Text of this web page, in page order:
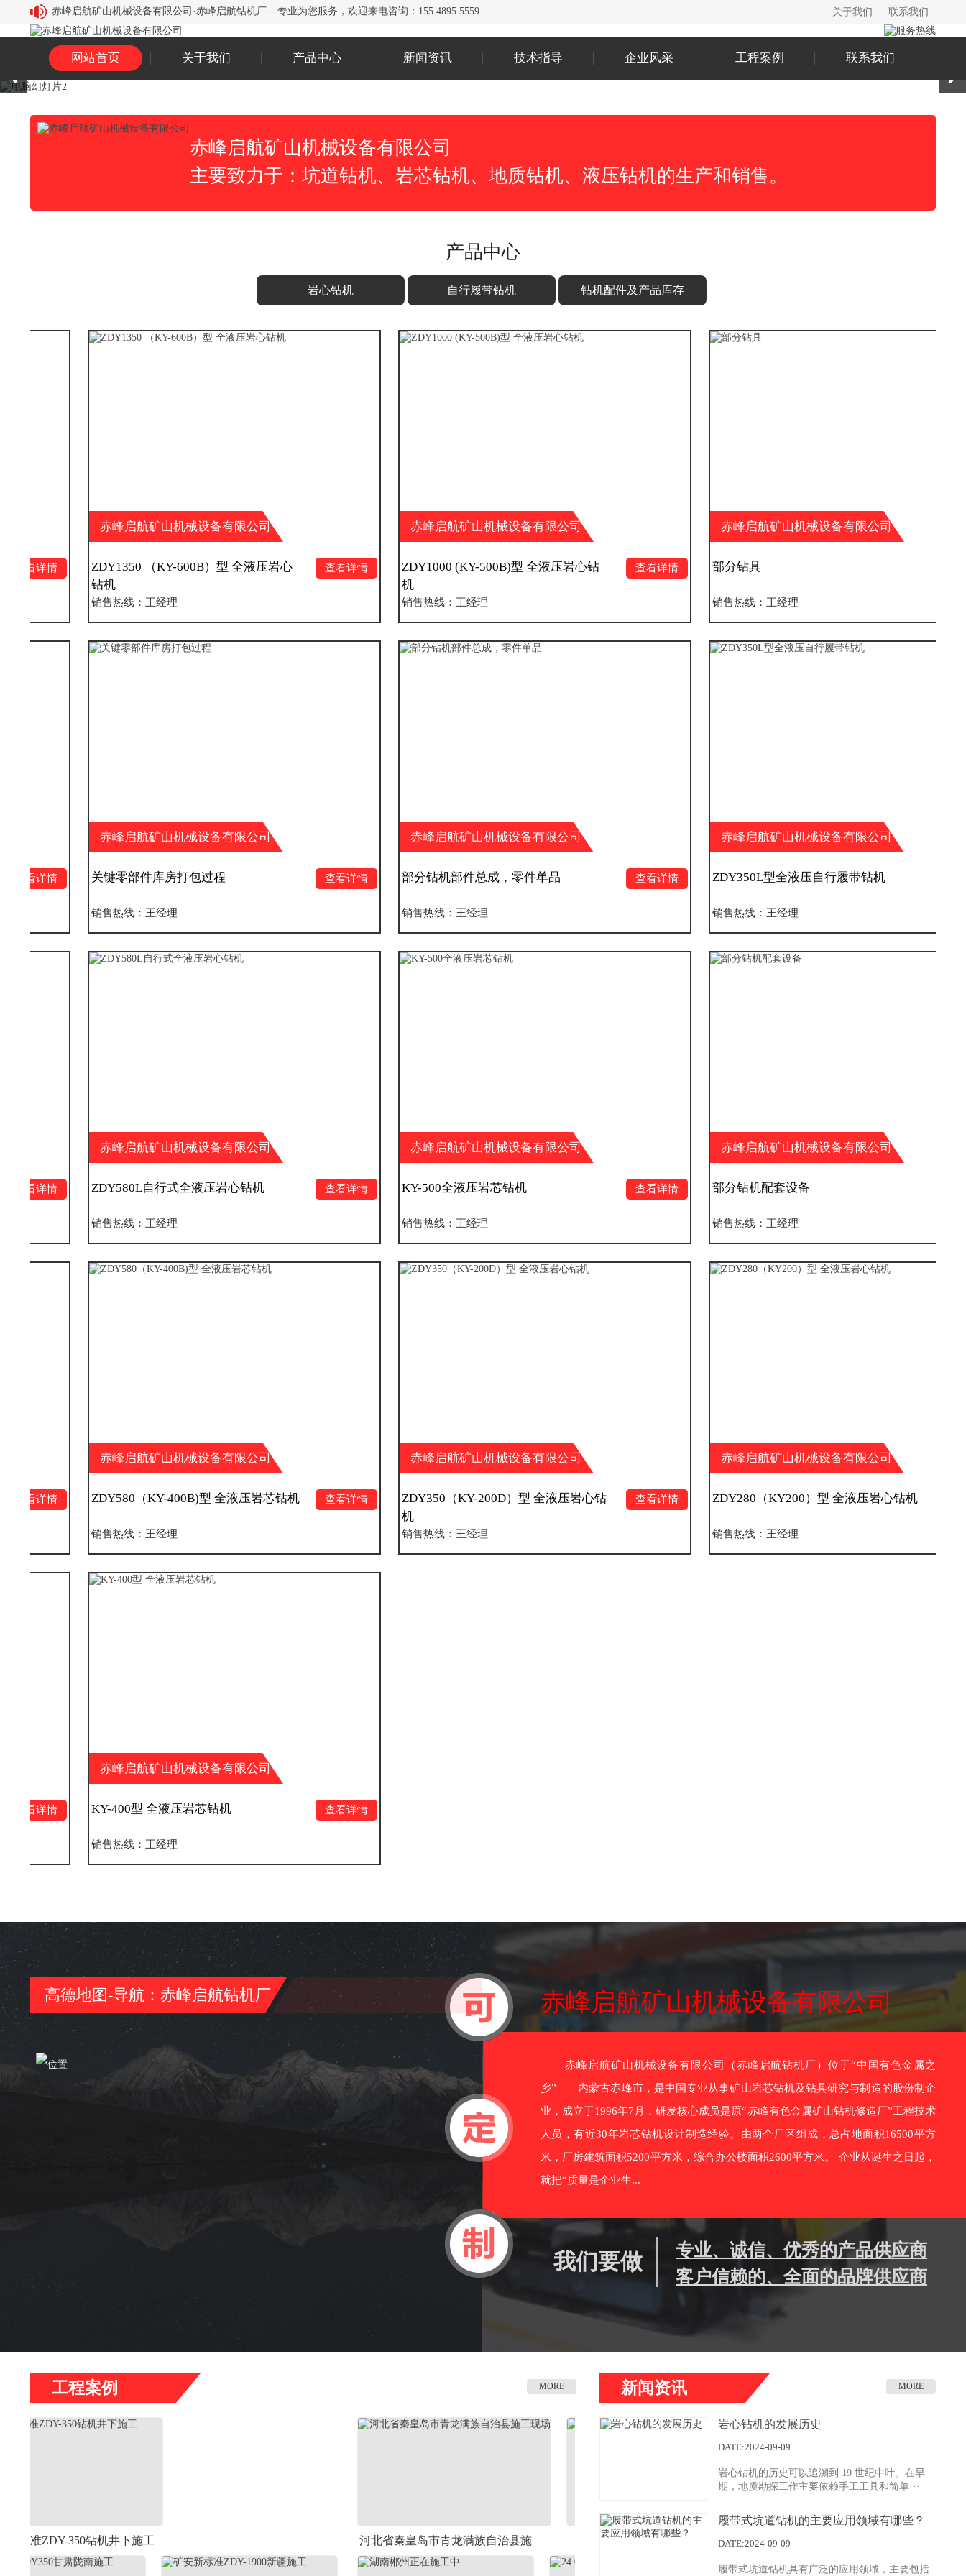
赤峰启航矿山机械设备有限公司·赤峰启航钻机厂---专业为您服务，欢迎来电咨询：155 4895 5559 关于我们 联系我们
网站首页 关于我们 产品中心 新闻资讯 技术指导 企业风采 工程案例 联系我们
赤峰启航矿山机械设备有限公司
主要致力于：坑道钻机、岩芯钻机、地质钻机、液压钻机的生产和销售。
产品中心
岩心钻机 自行履带钻机 钻机配件及产品库存
赤峰启航矿山机械设备有限公司
ZDY1350 （KY-600B）型 全液压岩心
查看详情
销售热线：王经理
赤峰启航矿山机械设备有限公司
ZDY1000 (KY-500B)型 全液压岩心钻
查看详情
销售热线：王经理
赤峰启航矿山机械设备有限公司
部分钻具
销售热线：王经理
赤峰启航矿山机械设备有限公司
关键零部件库房打包过程
销售热线：王经理
赤峰启航矿山机械设备有限公司
部分钻机部件总成，零件单品
销售热线：王经理
赤峰启航矿山机械设备有限公司
ZDY350L型全液压自行履带钻机
销售热线：王经理
赤峰启航矿山机械设备有限公司
ZDY580L自行式全液压岩心钻机
销售热线：王经理
赤峰启航矿山机械设备有限公司
KY-500全液压岩芯钻机
销售热线：王经理
赤峰启航矿山机械设备有限公司
部分钻机配套设备
销售热线：王经理
赤峰启航矿山机械设备有限公司
ZDY580（KY-400B)型 全液压岩芯钻机 查看详情
销售热线：王经理
赤峰启航矿山机械设备有限公司
ZDY350（KY-200D）型 全液压岩心钻
查看详情
销售热线：王经理
赤峰启航矿山机械设备有限公司
ZDY280（KY200）型 全液压岩心钻机 查看详情
销售热线：王经理
赤峰启航矿山机械设备有限公司
KY-400型 全液压岩芯钻机
销售热线：王经理
高德地图-导航：赤峰启航钻机厂 赤峰启航矿山机械设备有限公司
赤峰启航矿山机械设备有限公司（赤峰启航钻机厂）位于“中国有色金属之
乡”——内蒙古赤峰市，是中国专业从事矿山岩芯钻机及钻具研究与制造的股份制企
业，成立于1996年7月，研发核心成员是原“赤峰有色金属矿山钻机修造厂”工程技术
人员，有近30年岩芯钻机设计制造经验。由两个厂区组成，总占地面积16500平方
米，厂房建筑面积5200平方米，综合办公楼面积2600平方米。 企业从诞生之日起，
就把“质量是企业生...
我们要做
专业、诚信、优秀的产品供应商
客户信赖的、全面的品牌供应商
工程案例 MORE
350钻机井下施工 河北省秦皇岛市青龙满族自治县施
工现场
安标标准ZDY-350钻机井下施工
新闻资讯 MORE
岩心钻机的发展历史
DATE:2024-09-09
岩心钻机的历史可以追溯到 19 世纪中叶。在早
期，地质勘探工作主要依赖手工工具和简单···
履带式坑道钻机的主要应用领域有哪些？
DATE:2024-09-09
履带式坑道钻机具有广泛的应用领域，主要包括